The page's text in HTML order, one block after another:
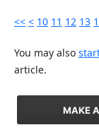
<< < 10 11 12 13
You may also
article.
MAKE